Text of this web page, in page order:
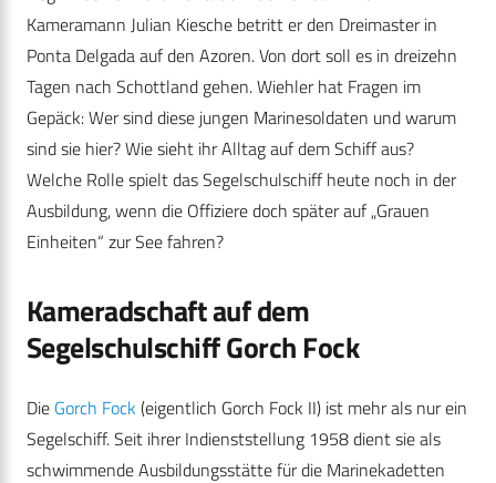
Kameramann Julian Kiesche betritt er den Dreimaster in
Ponta Delgada auf den Azoren. Von dort soll es in dreizehn
Tagen nach Schottland gehen. Wiehler hat Fragen im
Gepäck: Wer sind diese jungen Marinesoldaten und warum
sind sie hier? Wie sieht ihr Alltag auf dem Schiff aus?
Welche Rolle spielt das Segelschulschiff heute noch in der
Ausbildung, wenn die Offiziere doch später auf „Grauen
Einheiten“ zur See fahren?
Kameradschaft auf dem
Segelschulschiff Gorch Fock
Die Gorch Fock (eigentlich Gorch Fock II) ist mehr als nur ein
Segelschiff. Seit ihrer Indienststellung 1958 dient sie als
schwimmende Ausbildungsstätte für die Marinekadetten